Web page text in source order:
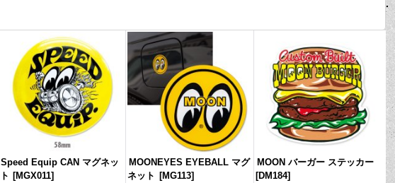
Speed Equip CAN マグネッ
ト [MGX011]
MOONEYES EYEBALL マグ
ネット
[MG113]
MOON バーガー ステッカー
[DM184]